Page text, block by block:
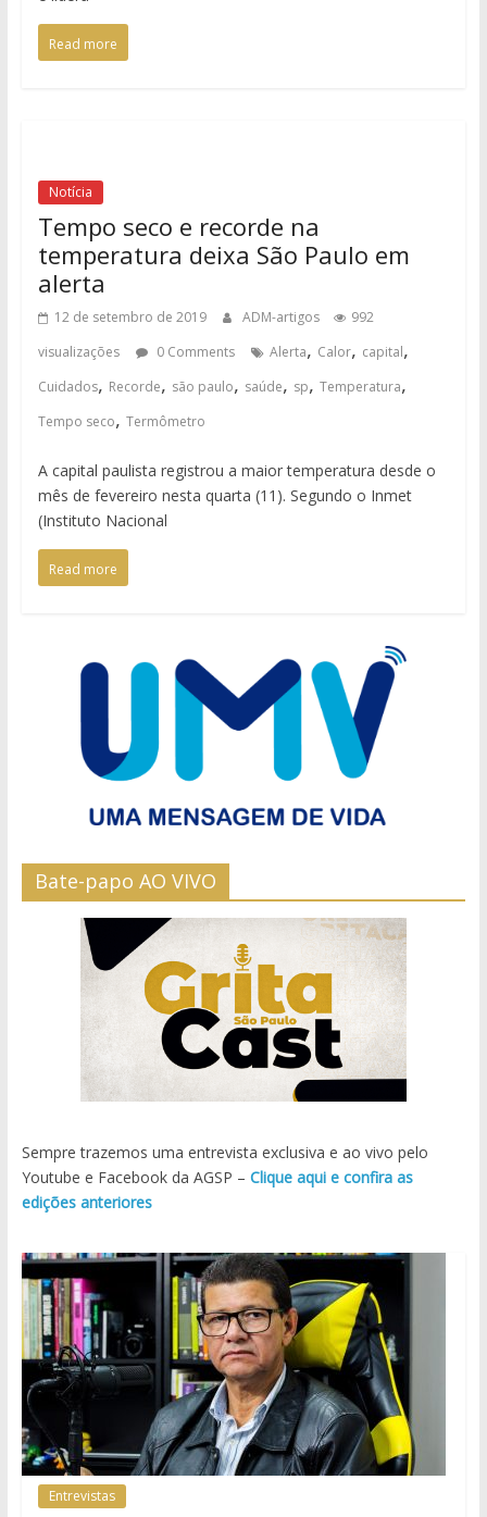
Read more
Notícia
Tempo seco e recorde na
temperatura deixa São Paulo em
alerta
12 de setembro de 2019 ADM-artigos
992
visualizações
0 Comments Alerta, Calor, capital,
Cuidados, Recorde, são paulo, saúde, sp, Temperatura,
Tempo seco, Termômetro
A capital paulista registrou a maior temperatura desde o
mês de fevereiro nesta quarta (11). Segundo o Inmet
(Instituto Nacional
Read more
Bate-papo AO VIVO
Sempre trazemos uma entrevista exclusiva e ao vivo pelo
Youtube e Facebook da AGSP – Clique aqui e confira as
edições anteriores
Entrevistas